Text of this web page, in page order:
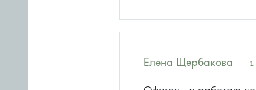
Елена Щербакова